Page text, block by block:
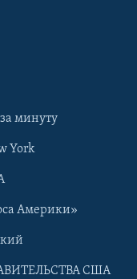
минуту
York
Америки»
США